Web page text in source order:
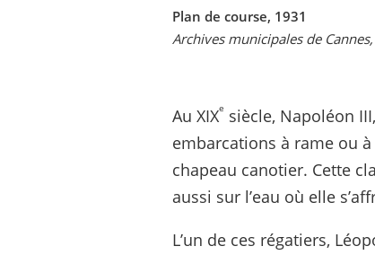
Plan de course, 1931
Archives municipales de
Au XIXe siècle, Napoléon
embarcations à rame ou
chapeau canotier. Cette
aussi sur l’eau où elle
L’un de ces régatiers,